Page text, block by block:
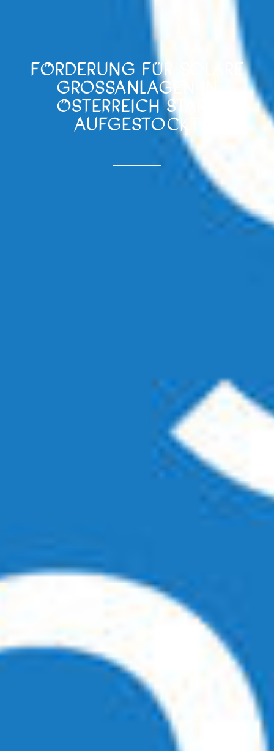
FÖRDERUNG FÜR SOLARE
GROSSANLAGEN IN Ö
STERREICH STARK A
UFGESTOCKT